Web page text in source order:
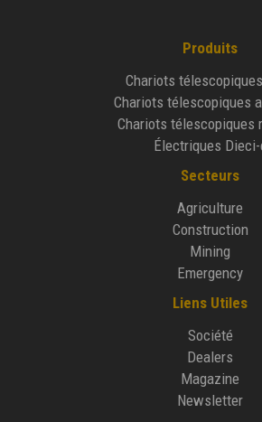
Produits
Chariots
Chariots télescopiques
Chariots télescopiques
Électriques Dieci-
Secteurs
Agriculture
Construction
Mining
Emergency
Liens Utiles
Société
Dealers
Magazine
Newsletter